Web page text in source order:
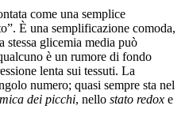
come una semplice
È una semplificazione comoda,
stessa glicemia media può
è un rumore di fondo
lenta sui tessuti. La
numero; quasi sempre sta nel
dei picchi, nello stato redox e